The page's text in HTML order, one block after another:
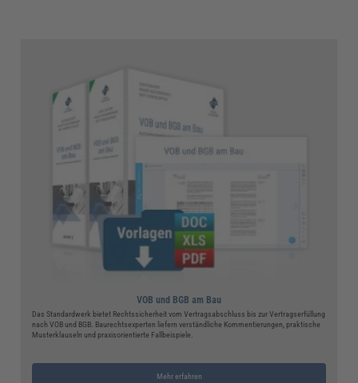
VOB und BGB am Bau
Das Standardwerk bietet Rechtssicherheit vom Vertragsabschluss bis zur Vertragserfüllung
nach VOB und BGB. Baurechtsexperten liefern verständliche Kommentierungen, praktische
Musterklauseln und praxisorientierte Fallbeispiele.
Mehr erfahren